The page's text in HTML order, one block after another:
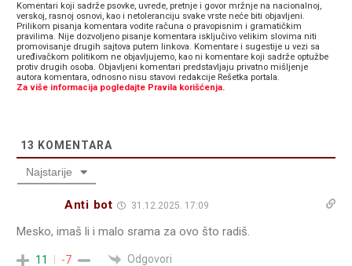
Komentari koji sadrže psovke, uvrede, pretnje i govor mržnje na nacionalnoj,
verskoj, rasnoj osnovi, kao i netoleranciju svake vrste neće biti objavljeni.
Prilikom pisanja komentara vodite računa o pravopisnim i gramatičkim
pravilima. Nije dozvoljeno pisanje komentara isključivo velikim slovima niti
promovisanje drugih sajtova putem linkova. Komentare i sugestije u vezi sa
uređivačkom politikom ne objavljujemo, kao ni komentare koji sadrže optužbe
protiv drugih osoba. Objavljeni komentari predstavljaju privatno mišljenje
autora komentara, odnosno nisu stavovi redakcije Rešetka portala.
Za više informacija pogledajte Pravila korišćenja.
13 KOMENTARA
Najstarije
Anti bot 31.12.2025. 17:09
Mesko, imaš li i malo srama za ovo što radiš.
11 -7 Odgovori